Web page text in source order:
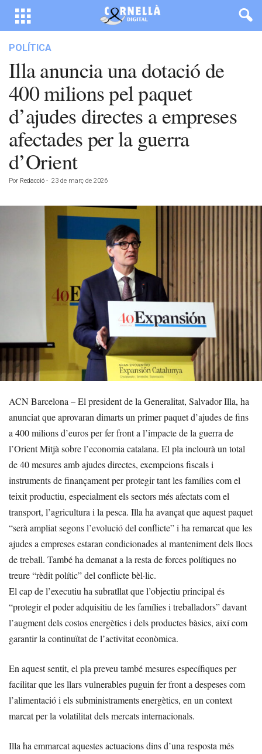
POLÍTICA
Illa anuncia una dotació de
400 milions pel paquet
d’ajudes directes a empreses
afectades per la guerra
d’Orient
Por Redacció - 23 de març de 2026
ACN Barcelona – El president de la Generalitat, Salvador Illa, ha
anunciat que aprovaran dimarts un primer paquet d’ajudes de fins
a 400 milions d’euros per fer front a l’impacte de la guerra de
l’Orient Mitjà sobre l’economia catalana. El pla inclourà un total
de 40 mesures amb ajudes directes, exempcions fiscals i
instruments de finançament per protegir tant les famílies com el
teixit productiu, especialment els sectors més afectats com el
transport, l’agricultura i la pesca. Illa ha avançat que aquest paquet
“serà ampliat segons l’evolució del conflicte” i ha remarcat que les
ajudes a empreses estaran condicionades al manteniment dels llocs
de treball. També ha demanat a la resta de forces polítiques no
treure “rèdit polític” del conflicte bèl·lic.
El cap de l’executiu ha subratllat que l’objectiu principal és
“protegir el poder adquisitiu de les famílies i treballadors” davant
l’augment dels costos energètics i dels productes bàsics, així com
garantir la continuïtat de l’activitat econòmica.
En aquest sentit, el pla preveu també mesures específiques per
facilitar que les llars vulnerables puguin fer front a despeses com
l’alimentació i els subministraments energètics, en un context
marcat per la volatilitat dels mercats internacionals.
Illa ha emmarcat aquestes actuacions dins d’una resposta més